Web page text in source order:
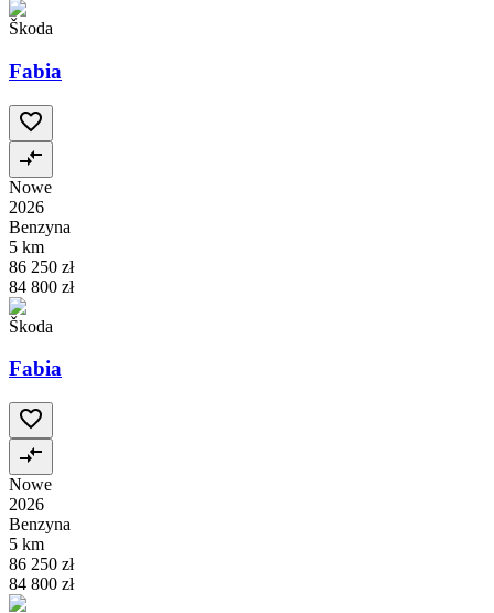
Škoda
Fabia
Nowe
2026
Benzyna
5 km
86 250 zł
84 800 zł
Škoda
Fabia
Nowe
2026
Benzyna
5 km
86 250 zł
84 800 zł